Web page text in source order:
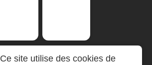
Ce site utilise des cookies de